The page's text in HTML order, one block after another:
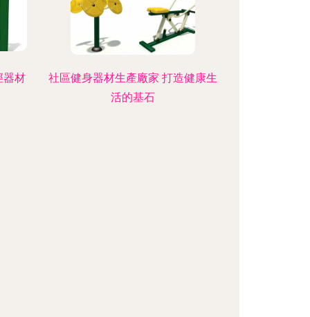
器材
社區健身器材生產廠家 打造健康生
活的基石